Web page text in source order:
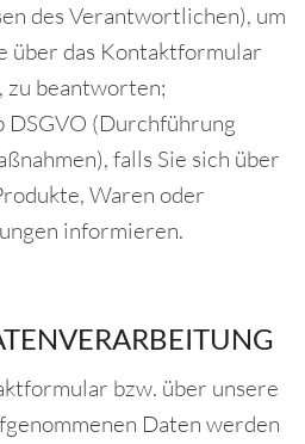
des Verantwortlichen), um
über das Kontaktformular
zu beantworten;
DSGVO (Durchführung
falls Sie sich über
Waren oder
informieren.
bzw. über unsere
Daten werden